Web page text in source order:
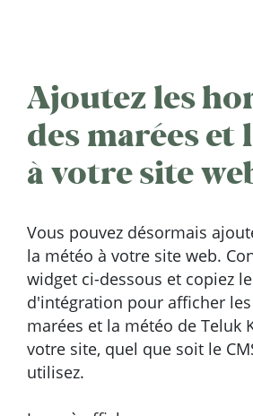
Ajoutez les
des marées et
à votre site
Vous pouvez désormais
la météo à votre site web.
widget ci-dessous et copiez
d'intégration pour afficher
marées et la météo de Teluk
votre site, quel que soit le
utilisez.